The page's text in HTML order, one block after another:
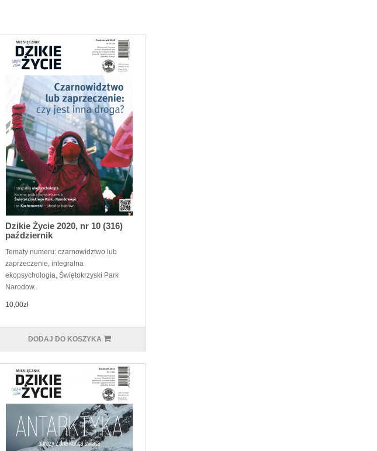
Dzikie Życie 2020, nr 10 (316)
październik
Tematy numeru: czarnowidztwo lub
zaprzeczenie, integralna
ekopsychologia, Świętokrzyski Park
Narodow..
10,00zł
DODAJ DO KOSZYKA